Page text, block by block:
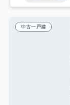
中古一戸建